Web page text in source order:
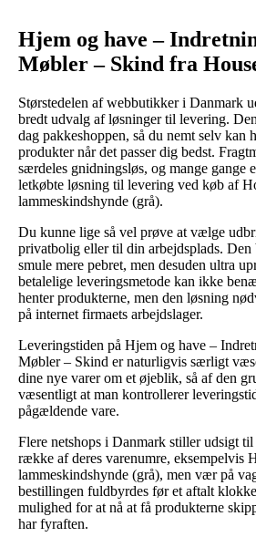
Hjem og have –
Møbler – Skind fra
Størstedelen af webbutikker i Danmark
bredt udvalg af løsninger til levering.
dag pakkeshoppen, så du nemt selv kan
produkter når det passer dig bedst.
særdeles gnidningsløs, og mange gange
letkøbte løsning til levering ved køb af
lammeskindshynde (grå).
Du kunne lige så vel prøve at vælge
privatbolig eller til din arbejdsplads.
smule mere pebret, men desuden ultra
betalelige leveringsmetode kan ikke
henter produkterne, men den løsning
på internet firmaets arbejdslager.
Leveringstiden på Hjem og have –
Møbler – Skind er naturligvis særligt
dine nye varer om et øjeblik, så af den
væsentligt at man kontrollerer
pågældende vare.
Flere netshops i Danmark stiller udsigt
række af deres varenumre, eksempelvis
lammeskindshynde (grå), men vær på
bestillingen fuldbyrdes før et aftalt
mulighed for at nå at få produkterne
har fyraften.